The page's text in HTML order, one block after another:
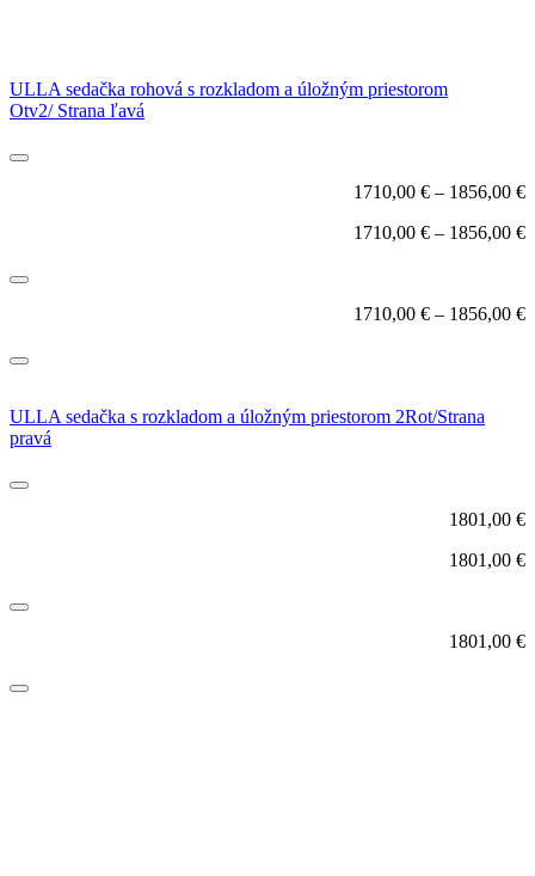
ULLA sedačka rohová s rozkladom a úložným priestorom
Otv2/ Strana ľavá
1710,00 € – 1856,00 €
1710,00 € – 1856,00 €
1710,00 € – 1856,00 €
ULLA sedačka s rozkladom a úložným priestorom 2Rot/Strana
pravá
1801,00 €
1801,00 €
1801,00 €